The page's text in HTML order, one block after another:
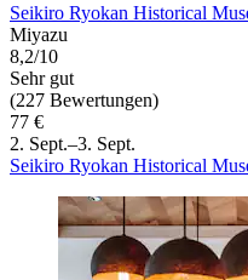
Seikiro Ryokan Historical
Miyazu
8,2/10
Sehr gut
(227 Bewertungen)
77 €
2. Sept.–3. Sept.
Seikiro Ryokan Historical